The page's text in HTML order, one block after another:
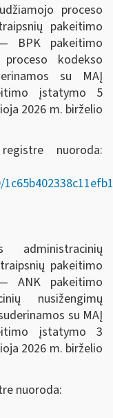
proceso
pakeitimo
BPK pakeitimo
kodekso
su MAĮ
įstatymo 5
2026 m. birželio
nuoroda:
administracinių
pakeitimo
ANK pakeitimo
nusižengimų
su MAĮ
įstatymo 3
2026 m. birželio
nuoroda: